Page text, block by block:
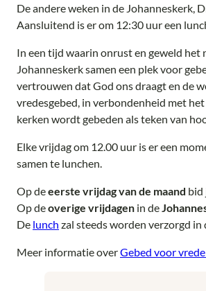
De andere weken in de Johanneskerk,
Aansluitend is er om 12:30 uur een
In een tijd waarin onrust en geweld het
Johanneskerk samen een plek voor
vertrouwen dat God ons draagt en de
vredesgebed, in verbondenheid met
kerken wordt gebeden als teken van
Elke vrijdag om 12.00 uur is er een
samen te lunchen.
Op deeerste vrijdag van de maand bid
Op deoverige vrijdagen in de
De lunch zal steeds worden verzorgd in
Meer informatie overGebed voor